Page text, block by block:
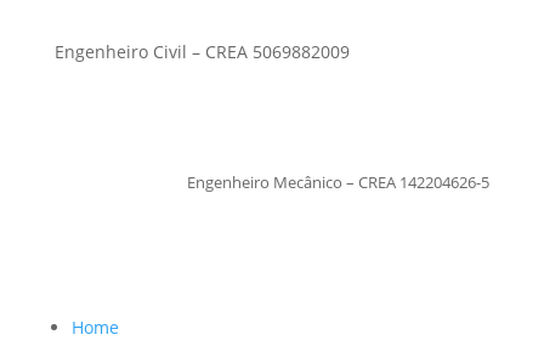
Engenheiro Civil – CREA 5069882009
Engenheiro Mecânico – CREA 142204626-5
Home